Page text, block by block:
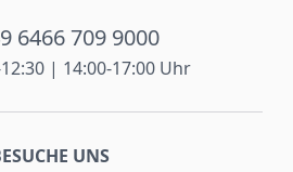
6466 709 9000
| 14:00-17:00 Uhr
UNS